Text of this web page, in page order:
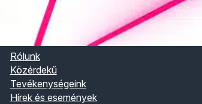
Rólunk
Közérdekű
Tevékenységeink
Hírek és események